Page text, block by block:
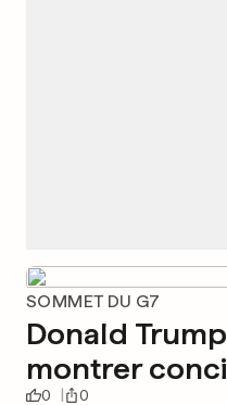
SOMMET DU G7
Donald
montrer
0 0